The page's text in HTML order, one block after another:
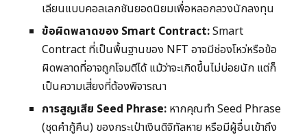
เลียนแบบคอลเลกชันยอดนิยมเพื่อหลอกลวงนักลงทุน
ข้อผิดพลาดของ Smart Contract:Smart
Contract ที่เป็นพื้นฐานของ NFT อาจมีช่องโหว่หรือข้อ
ผิดพลาดที่อาจถูกโจมตีได้ แม้ว่าจะเกิดขึ้นไม่บ่อยนัก แต่ก็
เป็นความเสี่ยงที่ต้องพิจารณา
การสูญเสีย Seed Phrase: หากคุณทำ Seed Phrase
(ชุดคำกู้คืน) ของกระเป๋าเงินดิจิทัลหาย หรือมีผู้อื่นเข้าถึง